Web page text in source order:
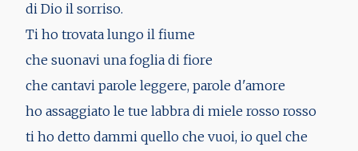
di Dio il sorriso.
Ti ho trovata lungo il fiume
che suonavi una foglia di fiore
che cantavi parole leggere, parole d'amore
ho assaggiato le tue labbra di miele rosso rosso
ti ho detto dammi quello che vuoi, io quel che